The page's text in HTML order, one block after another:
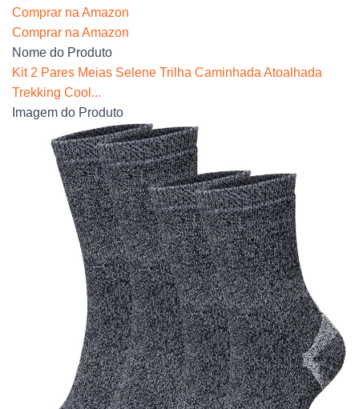
Comprar na Amazon
Comprar na Amazon
Nome do Produto
Kit 2 Pares Meias Selene Trilha Caminhada Atoalhada
Trekking Cool...
Imagem do Produto